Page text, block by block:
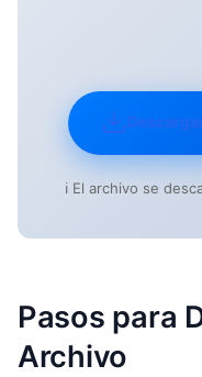
ℹ️ El archivo se
Pasos para
Archivo